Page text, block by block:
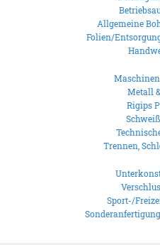
Allgemeine
Folien/
Metall
Rigips
Trennen,
Sport-/